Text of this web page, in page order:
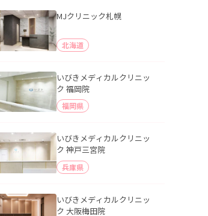
MJクリニック札幌
北海道
いびきメディカルクリニッ
ク 福岡院
福岡県
いびきメディカルクリニッ
ク 神戸三宮院
兵庫県
いびきメディカルクリニッ
ク 大阪梅田院